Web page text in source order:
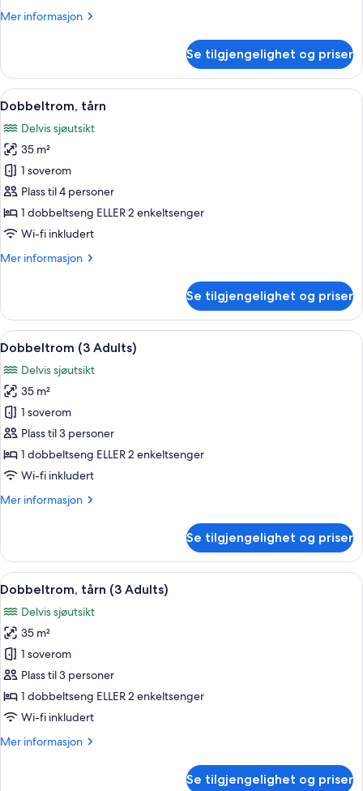
Mer informasjon
Mer
for
person
Se tilgjengelighet og priser
Åpne
alle
bildene
av
Dobbeltrom,
tårn
Skrivebord, blendingsgardiner,
5
Dobbeltrom, tårn
Delvis sjøutsikt
35 m²
1 soverom
Plass til 4 personer
1 dobbeltseng ELLER 2 enkeltsenger
Wi-fi inkludert
Mer informasjon
Mer
tårn
Se tilgjengelighet og priser
Åpne
alle
bildene
av
Dobbeltrom
(3
Adults)
Skrivebord, blendingsgardiner,
6
Dobbeltrom (3 Adults)
Delvis sjøutsikt
35 m²
1 soverom
Plass til 3 personer
1 dobbeltseng ELLER 2 enkeltsenger
Wi-fi inkludert
Mer informasjon
Mer
(3
Adults)
Se tilgjengelighet og priser
Åpne
alle
bildene
av
Dobbeltrom,
tårn
(3
Adults)
Skrivebord, blendingsgardiner,
5
Dobbeltrom, tårn (3 Adults)
Delvis sjøutsikt
35 m²
1 soverom
Plass til 3 personer
1 dobbeltseng ELLER 2 enkeltsenger
Wi-fi inkludert
Mer informasjon
Mer
Se tilgjengelighet og priser